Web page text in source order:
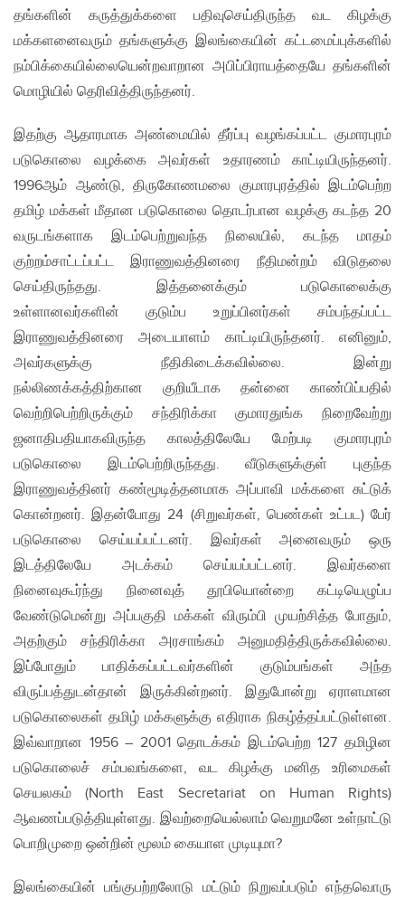
தங்களின் கருத்துக்களை பதிவுசெய்திருந்த வட கிழக்கு
மக்களனைவரும் தங்களுக்கு இலங்கையின் கட்டமைப்புக்களில்
நம்பிக்கையில்லையென்றவாறான அபிப்பிராயத்தையே தங்களின்
மொழியில் தெரிவித்திருந்தனர்.
இதற்கு ஆதாரமாக அண்மையில் தீர்ப்பு வழங்கப்பட்ட குமாரபுரம்
படுகொலை வழக்கை அவர்கள் உதாரணம் காட்டியிருந்தனர்.
1996ஆம் ஆண்டு, திருகோணமலை குமாரபுரத்தில் இடம்பெற்ற
தமிழ் மக்கள் மீதான படுகொலை தொடர்பான வழக்கு கடந்த 20
வருடங்களாக இடம்பெற்றுவந்த நிலையில், கடந்த மாதம்
குற்றம்சாட்டப்பட்ட இராணுவத்தினரை நீதிமன்றம் விடுதலை
செய்திருந்தது. இத்தனைக்கும் படுகொலைக்கு
உள்ளானவர்களின் குடும்ப உறுப்பினர்கள் சம்பந்தப்பட்ட
இராணுவத்தினரை அடையாளம் காட்டியிருந்தனர். எனினும்,
அவர்களுக்கு நீதிகிடைக்கவில்லை. இன்று
நல்லிணக்கத்திற்கான குறியீடாக தன்னை காண்பிப்பதில்
வெற்றிபெற்றிருக்கும் சந்திரிக்கா குமாரதுங்க நிறைவேற்று
ஜனாதிபதியாகவிருந்த காலத்திலேயே மேற்படி குமாரபுரம்
படுகொலை இடம்பெற்றிருந்தது. வீடுகளுக்குள் புகுந்த
இராணுவத்தினர் கண்மூடித்தனமாக அப்பாவி மக்களை சுட்டுக்
கொன்றனர். இதன்போது 24 (சிறுவர்கள், பெண்கள் உட்பட) பேர்
படுகொலை செய்யப்பட்டனர். இவர்கள் அனைவரும் ஒரு
இடத்திலேயே அடக்கம் செய்யப்பட்டனர். இவர்களை
நினைவுகூர்ந்து நினைவுத் தூபியொன்றை கட்டியெழுப்ப
வேண்டுமென்று அப்பகுதி மக்கள் விரும்பி முயற்சித்த போதும்,
அதற்கும் சந்திரிக்கா அரசாங்கம் அனுமதித்திருக்கவில்லை.
இப்போதும் பாதிக்கப்பட்டவர்களின் குடும்பங்கள் அந்த
விருப்பத்துடன்தான் இருக்கின்றனர். இதுபோன்று ஏராளமான
படுகொலைகள் தமிழ் மக்களுக்கு எதிராக நிகழ்த்தப்பட்டுள்ளன.
இவ்வாறான 1956 – 2001 தொடக்கம் இடம்பெற்ற 127 தமிழின
படுகொலைச் சம்பவங்களை, வட கிழக்கு மனித உரிமைகள்
செயலகம் (North East Secretariat on Human Rights)
ஆவணப்படுத்தியுள்ளது. இவற்றையெல்லாம் வெறுமனே உள்நாட்டு
பொறிமுறை ஒன்றின் மூலம் கையாள முடியுமா?
இலங்கையின் பங்குபற்றலோடு மட்டும் நிறுவப்படும் எந்தவொரு